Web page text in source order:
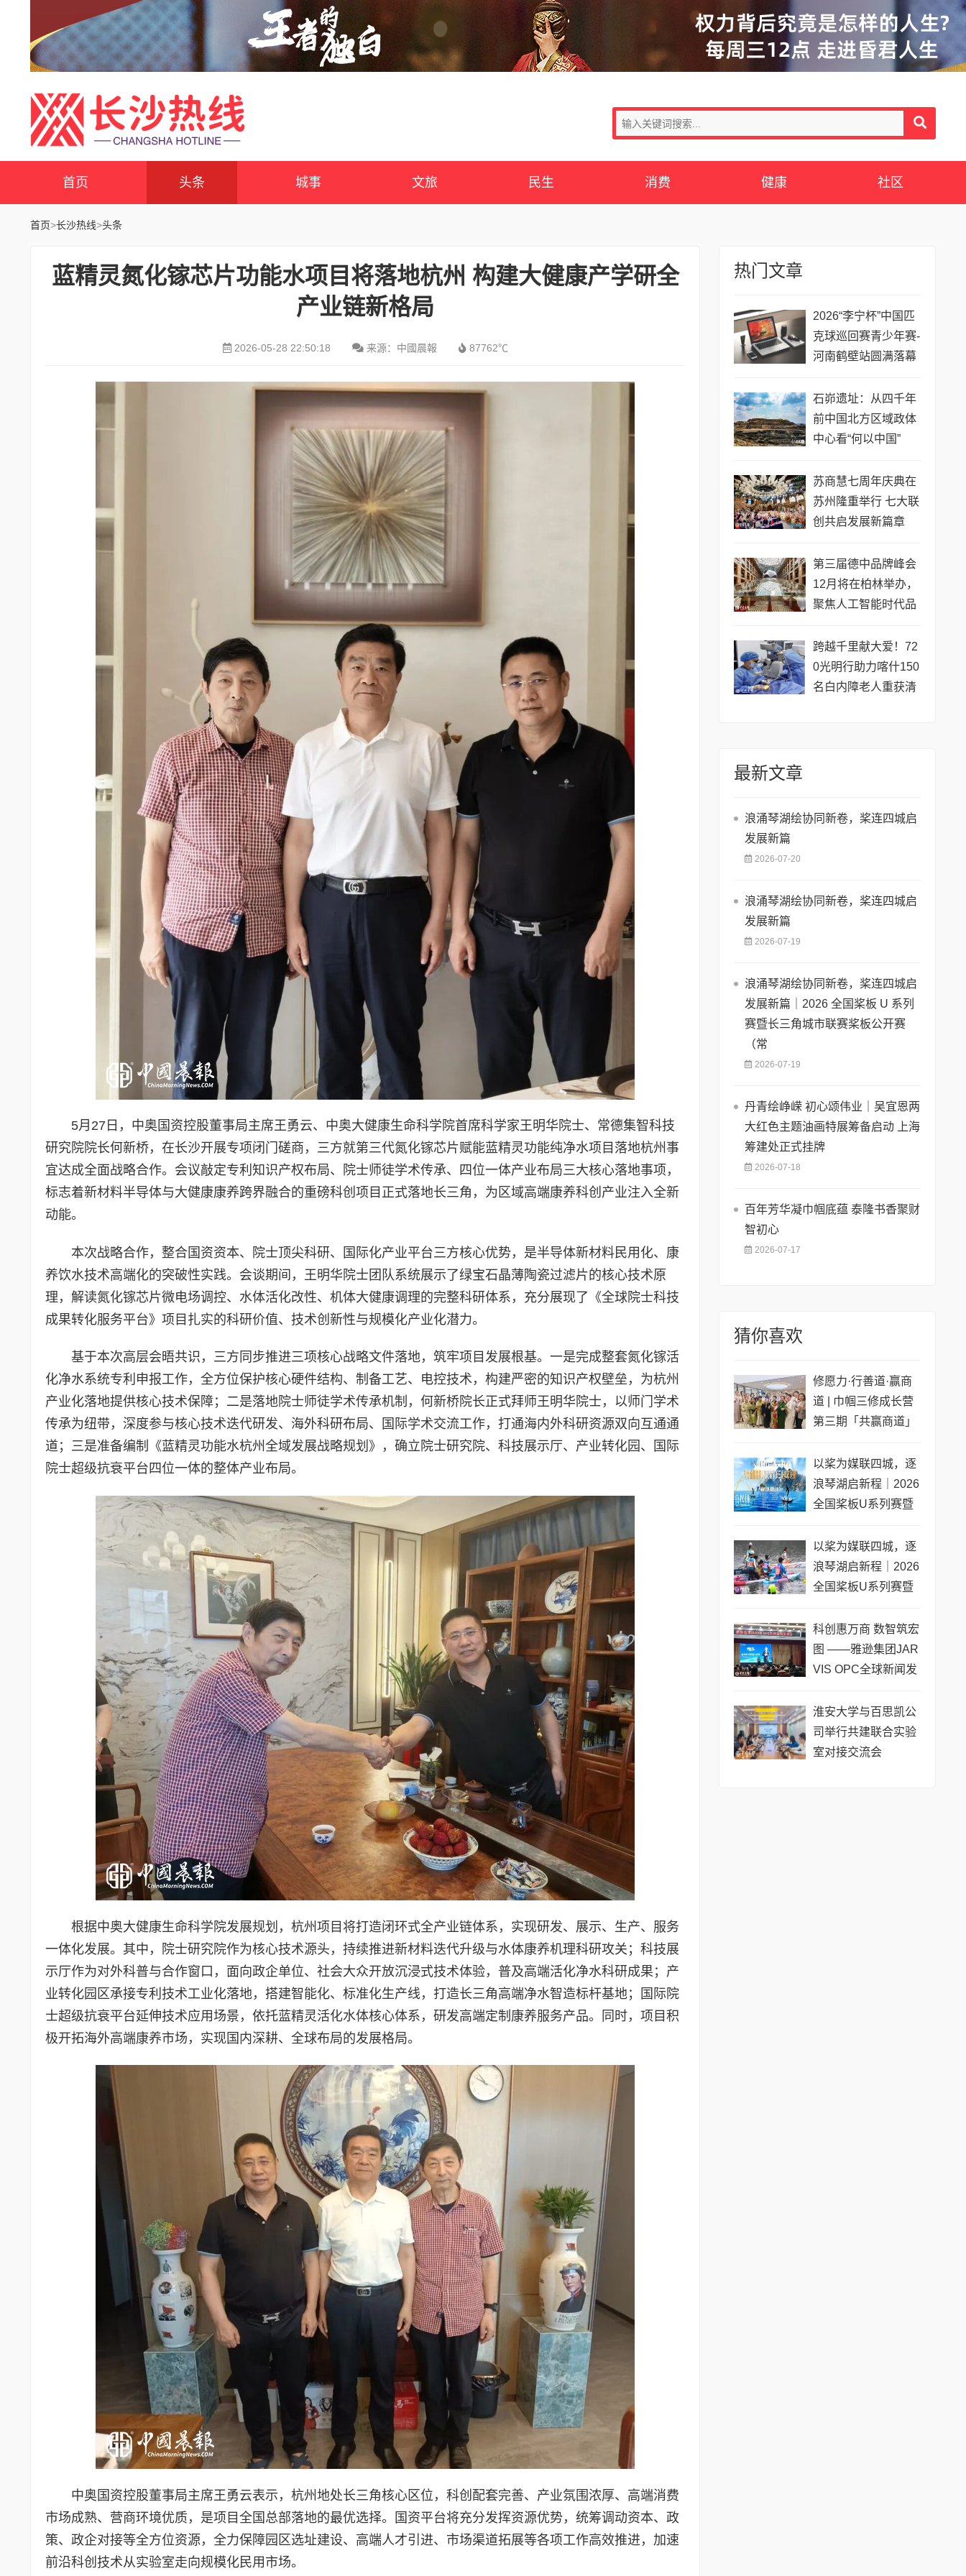
首页 头条 城事 文旅 民生 消费 健康 社区
首页>长沙热线>头条
蓝精灵氮化镓芯片功能水项目将落地杭州 构建大健康产学研全
产业链新格局
2026-05-28 22:50:18 来源：中國晨報 87762℃
5月27日，中奥国资控股董事局主席王勇云、中奥大健康生命科学院首席科学家王明华院士、常德集智科技
研究院院长何新桥，在长沙开展专项闭门磋商，三方就第三代氮化镓芯片赋能蓝精灵功能纯净水项目落地杭州事
宜达成全面战略合作。会议敲定专利知识产权布局、院士师徒学术传承、四位一体产业布局三大核心落地事项，
标志着新材料半导体与大健康康养跨界融合的重磅科创项目正式落地长三角，为区域高端康养科创产业注入全新
动能。
本次战略合作，整合国资资本、院士顶尖科研、国际化产业平台三方核心优势，是半导体新材料民用化、康
养饮水技术高端化的突破性实践。会谈期间，王明华院士团队系统展示了绿宝石晶薄陶瓷过滤片的核心技术原
理，解读氮化镓芯片微电场调控、水体活化改性、机体大健康调理的完整科研体系，充分展现了《全球院士科技
成果转化服务平台》项目扎实的科研价值、技术创新性与规模化产业化潜力。
基于本次高层会晤共识，三方同步推进三项核心战略文件落地，筑牢项目发展根基。一是完成整套氮化镓活
化净水系统专利申报工作，全方位保护核心硬件结构、制备工艺、电控技术，构建严密的知识产权壁垒，为杭州
产业化落地提供核心技术保障；二是落地院士师徒学术传承机制，何新桥院长正式拜师王明华院士，以师门学术
传承为纽带，深度参与核心技术迭代研发、海外科研布局、国际学术交流工作，打通海内外科研资源双向互通通
道；三是准备编制《蓝精灵功能水杭州全域发展战略规划》，确立院士研究院、科技展示厅、产业转化园、国际
院士超级抗衰平台四位一体的整体产业布局。
根据中奥大健康生命科学院发展规划，杭州项目将打造闭环式全产业链体系，实现研发、展示、生产、服务
一体化发展。其中，院士研究院作为核心技术源头，持续推进新材料迭代升级与水体康养机理科研攻关；科技展
示厅作为对外科普与合作窗口，面向政企单位、社会大众开放沉浸式技术体验，普及高端活化净水科研成果；产
业转化园区承接专利技术工业化落地，搭建智能化、标准化生产线，打造长三角高端净水智造标杆基地；国际院
士超级抗衰平台延伸技术应用场景，依托蓝精灵活化水体核心体系，研发高端定制康养服务产品。同时，项目积
极开拓海外高端康养市场，实现国内深耕、全球布局的发展格局。
中奥国资控股董事局主席王勇云表示，杭州地处长三角核心区位，科创配套完善、产业氛围浓厚、高端消费
市场成熟、营商环境优质，是项目全国总部落地的最优选择。国资平台将充分发挥资源优势，统筹调动资本、政
策、政企对接等全方位资源，全力保障园区选址建设、高端人才引进、市场渠道拓展等各项工作高效推进，加速
前沿科创技术从实验室走向规模化民用市场。
热门文章
2026“李宁杯”中国匹
克球巡回赛青少年赛-
河南鹤壁站圆满落幕
石峁遗址：从四千年
前中国北方区域政体
中心看“何以中国”
苏商慧七周年庆典在
苏州隆重举行 七大联
创共启发展新篇章
第三届德中品牌峰会
12月将在柏林举办，
聚焦人工智能时代品
跨越千里献大爱！72
0光明行助力喀什150
名白内障老人重获清
最新文章
浪涌琴湖绘协同新卷，桨连四城启
发展新篇
2026-07-20
浪涌琴湖绘协同新卷，桨连四城启
发展新篇
2026-07-19
浪涌琴湖绘协同新卷，桨连四城启
发展新篇｜2026 全国桨板 U 系列
赛暨长三角城市联赛桨板公开赛
（常
2026-07-19
丹青绘峥嵘 初心颂伟业｜吴宜恩两
大红色主题油画特展筹备启动 上海
筹建处正式挂牌
2026-07-18
百年芳华凝巾帼底蕴 泰隆书香聚财
智初心
2026-07-17
猜你喜欢
修愿力·行善道·赢商
道 | 巾帼三修成长营
第三期「共赢商道」
以桨为媒联四城，逐
浪琴湖启新程｜2026
全国桨板U系列赛暨
公开赛（常熟站）即
将开赛
以桨为媒联四城，逐
浪琴湖启新程｜2026
全国桨板U系列赛暨
公开赛（常熟站）即
将热力
科创惠万商 数智筑宏
图 ——雅逊集团JAR
VIS OPC全球新闻发
淮安大学与百思凯公
司举行共建联合实验
室对接交流会